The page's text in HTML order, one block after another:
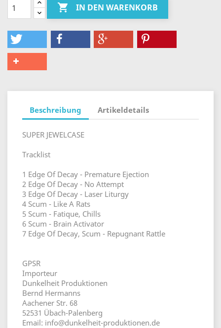
 IN DEN WARENKORB
Beschreibung Artikeldetails
SUPER JEWELCASE
Tracklist
1 Edge Of Decay - Premature Ejection
2 Edge Of Decay - No Attempt
3 Edge Of Decay - Laser Liturgy
4 Scum - Like A Rats
5 Scum - Fatique, Chills
6 Scum - Brain Activator
7 Edge Of Decay, Scum - Repugnant Rattle
GPSR
Importeur
Dunkelheit Produktionen
Bernd Hermanns
Aachener Str. 68
52531 Übach-Palenberg
Email: info@dunkelheit-produktionen.de